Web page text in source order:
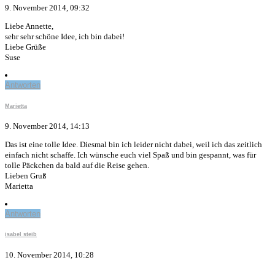
9. November 2014, 09:32
Liebe Annette,
sehr sehr schöne Idee, ich bin dabei!
Liebe Grüße
Suse
Antworten
Marietta
9. November 2014, 14:13
Das ist eine tolle Idee. Diesmal bin ich leider nicht dabei, weil ich das zeitlich
einfach nicht schaffe. Ich wünsche euch viel Spaß und bin gespannt, was für
tolle Päckchen da bald auf die Reise gehen.
Lieben Gruß
Marietta
Antworten
isabel steib
10. November 2014, 10:28